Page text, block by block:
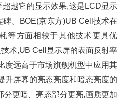
越它的显示效果,这是LCD显示
。BOE(京东方)UB Cell技术在
等方面相较于其他技术更具优
术,UB Cell显示屏的表面反射率
度远高于市场旗舰机型中应用其
升屏幕的亮态亮度和暗态亮度的
分更暗、亮态部分更亮,画质更加